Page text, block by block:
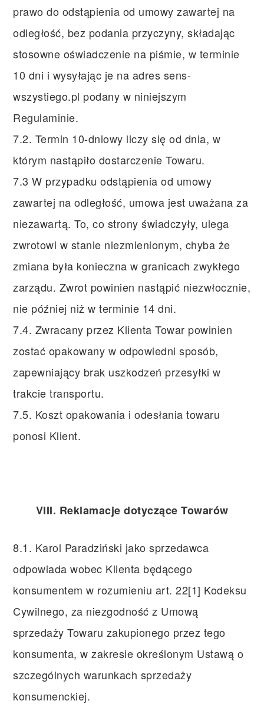
prawo do odstąpienia od umowy zawartej na
odległość, bez podania przyczyny, składając
stosowne oświadczenie na piśmie, w terminie
10 dni i wysyłając je na adres sens-
wszystiego.pl podany w niniejszym
Regulaminie.
7.2. Termin 10-dniowy liczy się od dnia, w
którym nastąpiło dostarczenie Towaru.
7.3 W przypadku odstąpienia od umowy
zawartej na odległość, umowa jest uważana za
niezawartą. To, co strony świadczyły, ulega
zwrotowi w stanie niezmienionym, chyba że
zmiana była konieczna w granicach zwykłego
zarządu. Zwrot powinien nastąpić niezwłocznie,
nie później niż w terminie 14 dni.
7.4. Zwracany przez Klienta Towar powinien
zostać opakowany w odpowiedni sposób,
zapewniający brak uszkodzeń przesyłki w
trakcie transportu.
7.5. Koszt opakowania i odesłania towaru
ponosi Klient.
VIII. Reklamacje dotyczące Towarów
8.1. Karol Paradziński jako sprzedawca
odpowiada wobec Klienta będącego
konsumentem w rozumieniu art. 22[1] Kodeksu
Cywilnego, za niezgodność z Umową
sprzedaży Towaru zakupionego przez tego
konsumenta, w zakresie określonym Ustawą o
szczególnych warunkach sprzedaży
konsumenckiej.